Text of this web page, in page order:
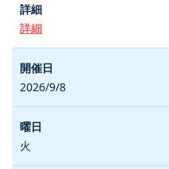
詳細
2026/9/8
火